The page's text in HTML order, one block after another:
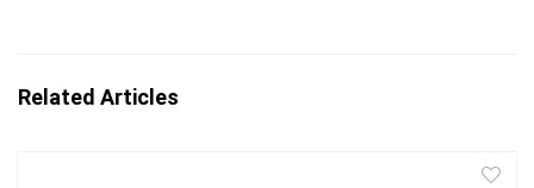
Related Articles